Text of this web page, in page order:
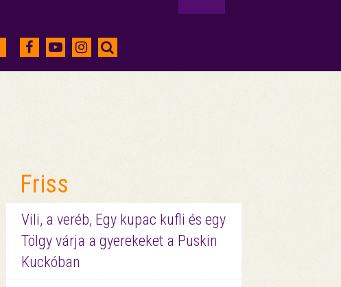
Friss
Vili, a veréb, Egy kupac kufli és egy
Tölgy várja a gyerekeket a Puskin
Kuckóban